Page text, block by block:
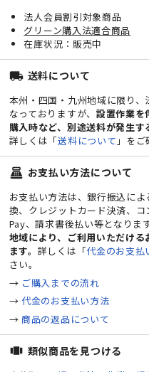
法人会員割引対象商品
グリーン購入法適合商品
販売中
local_shipping 送料について
本州・四国・九州地域に限り
なっておりますが、 設置作業を
購入時など、別途送料が発生
詳しくは「送料について 」をご
point_of_sale お支払い方法について
お支払い方法は、銀行振込に
換、クレジットカード決済、
Pay、請求書後払い等となります
地域により、ご利用いただけ
ます。 詳しくは「代金のお支払
さい。
→ ご購入までの流れ
→代金のお支払い方法
→ 商品の返品について
view_carousel 類似商品を見つける